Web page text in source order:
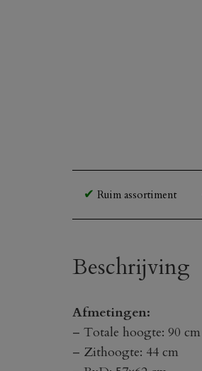
Ruim assortiment
Beschrijving
Afmetingen:
– Totale hoogte: 90 cm
– Zithoogte: 44 cm